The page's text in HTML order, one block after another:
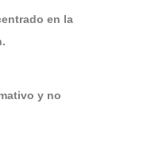
en la
y no